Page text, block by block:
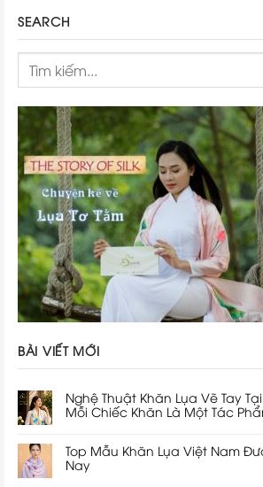
SEARCH
BÀI VIẾT MỚI
Nghệ Thuật Khăn Lụa Vẽ Tay
Mỗi Chiếc Khăn Là Một Tác
Top Mẫu Khăn Lụa Việt Nam
Nay